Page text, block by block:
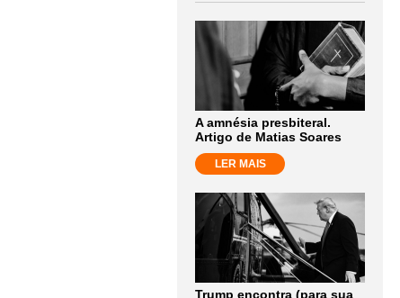
A amnésia presbiteral.
Artigo de Matias Soares
LER MAIS
Trump encontra (para sua